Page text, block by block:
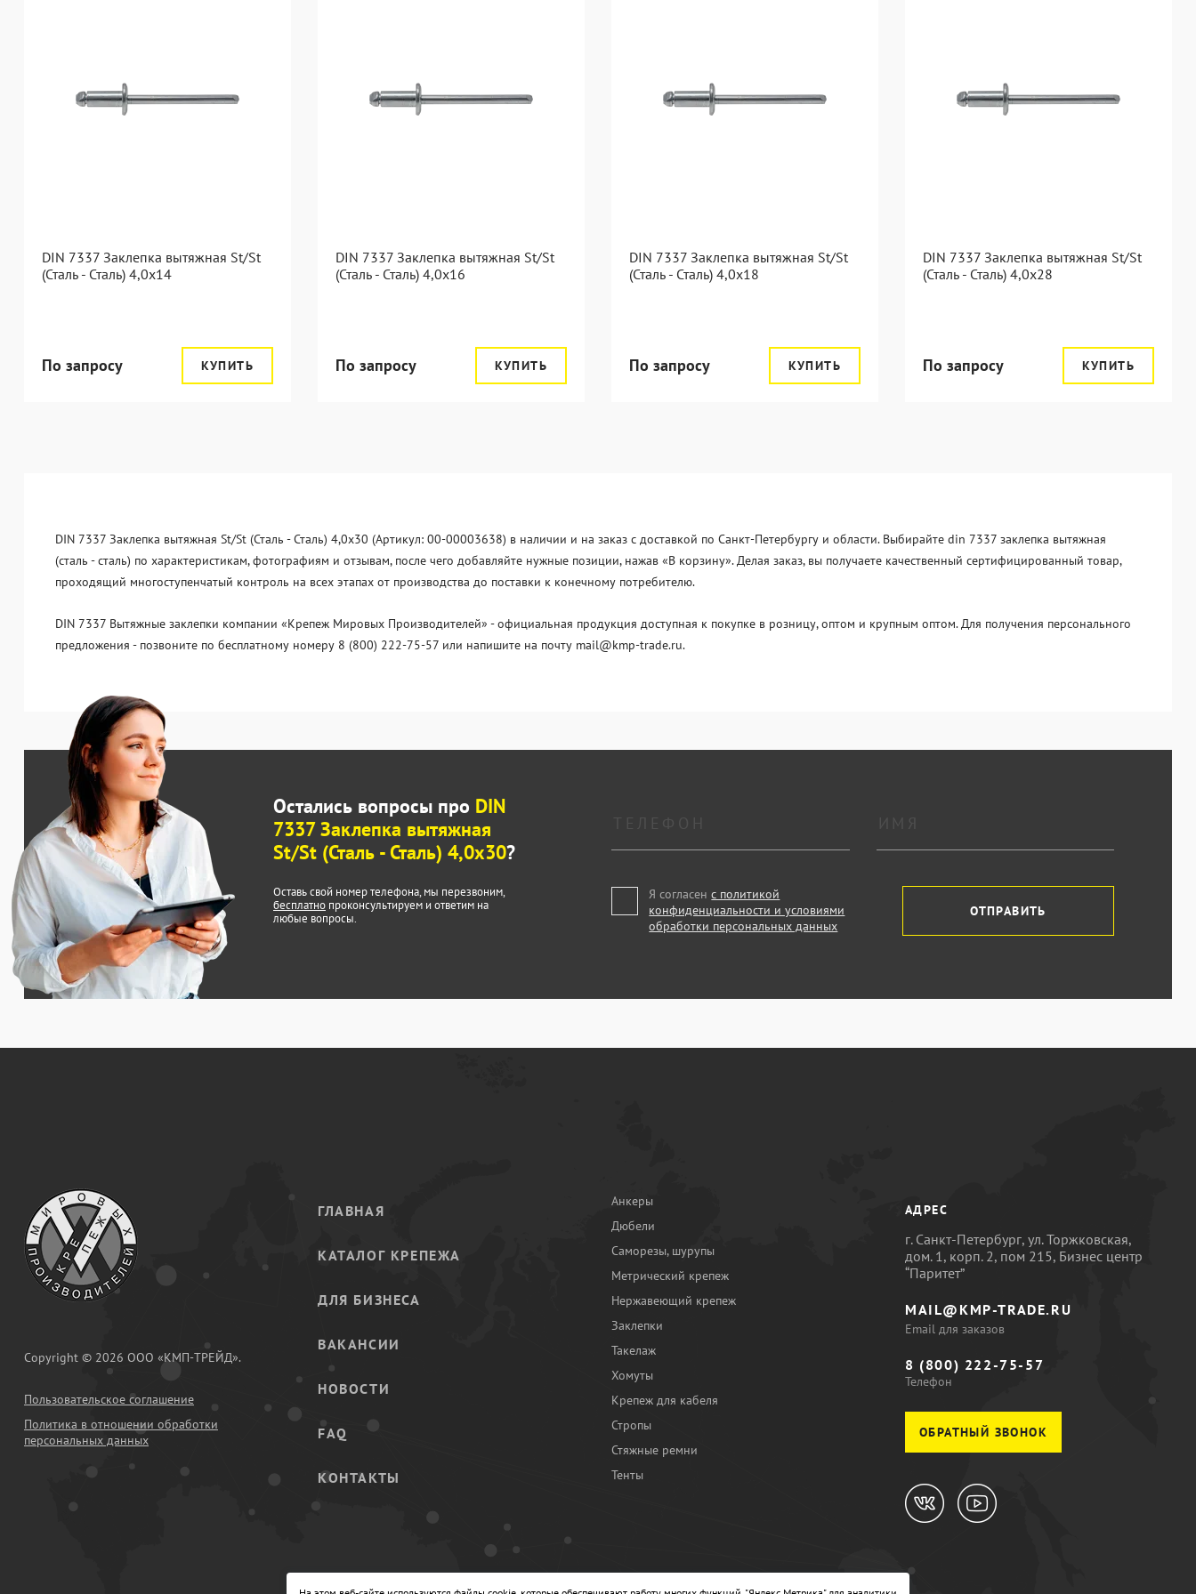
DIN 7337 Заклепка вытяжная St/St
(Сталь - Сталь) 4,0x14
По запросу КУПИТЬ
DIN 7337 Заклепка вытяжная St/St
(Сталь - Сталь) 4,0x16
По запросу КУПИТЬ
DIN 7337 Заклепка вытяжная St/St
(Сталь - Сталь) 4,0x18
По запросу КУПИТЬ
DIN 7337 Заклепка вытяжная St/St
(Сталь - Сталь) 4,0x28
По запросу КУПИТЬ
DIN 7337 Заклепка вытяжная St/St (Сталь - Сталь) 4,0x30 (Артикул: 00-00003638) в наличии и на заказ с доставкой по Санкт-Петербургу и области. Выбирайте din 7337 заклепка вытяжная
(сталь - сталь) по характеристикам, фотографиям и отзывам, после чего добавляйте нужные позиции, нажав «В корзину». Делая заказ, вы получаете качественный сертифицированный товар,
проходящий многоступенчатый контроль на всех этапах от производства до поставки к конечному потребителю.
DIN 7337 Вытяжные заклепки компании «Крепеж Мировых Производителей» - официальная продукция доступная к покупке в розницу, оптом и крупным оптом. Для получения персонального
предложения - позвоните по бесплатному номеру 8 (800) 222-75-57 или напишите на почту mail@kmp-trade.ru.
Остались вопросы про DIN
7337 Заклепка вытяжная
St/St (Сталь - Сталь) 4,0x30?
Оставь свой номер телефона, мы перезвоним,
бесплатно проконсультируем и ответим на
любые вопросы.
Я согласенс политикой
конфиденциальности и условиями
обработки персональных данных
ОТПРАВИТЬ
Copyright © 2026 ООО «КМП-ТРЕЙД».
Пользовательское соглашение
Политика в отношении обработки
персональных данных
ГЛАВНАЯ
КАТАЛОГ КРЕПЕЖА
ДЛЯ БИЗНЕСА
ВАКАНСИИ
НОВОСТИ
FAQ
КОНТАКТЫ
Анкеры
Дюбели
Саморезы, шурупы
Метрический крепеж
Нержавеющий крепеж
Заклепки
Такелаж
Хомуты
Крепеж для кабеля
Стропы
Стяжные ремни
Тенты
АДРЕС
г. Санкт-Петербург, ул. Торжковская,
дом. 1, корп. 2, пом 215, Бизнес центр
“Паритет”
MAIL@KMP-TRADE.RU
Email для заказов
8 (800) 222-75-57
Телефон
ОБРАТНЫЙ ЗВОНОК